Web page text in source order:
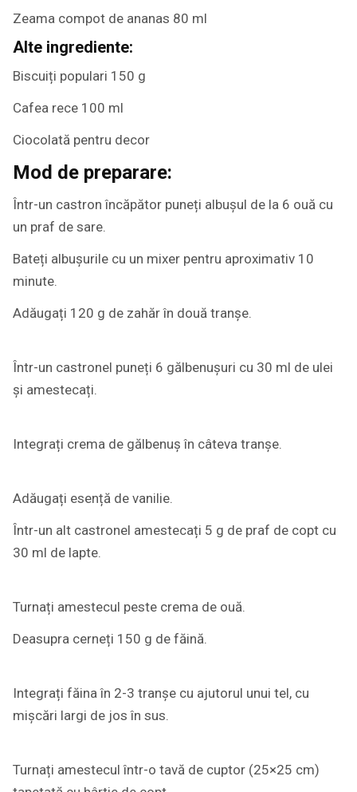
Zeama compot de ananas 80 ml
Alte ingrediente:
Biscuiți populari 150 g
Cafea rece 100 ml
Ciocolată pentru decor
Mod de preparare:
Într-un castron încăpător puneți albușul de la 6 ouă cu
un praf de sare.
Bateți albușurile cu un mixer pentru aproximativ 10
minute.
Adăugați 120 g de zahăr în două tranșe.
Într-un castronel puneți 6 gălbenușuri cu 30 ml de ulei
și amestecați.
Integrați crema de gălbenuș în câteva tranșe.
Adăugați esență de vanilie.
Într-un alt castronel amestecați 5 g de praf de copt cu
30 ml de lapte.
Turnați amestecul peste crema de ouă.
Deasupra cerneți 150 g de făină.
Integrați făina în 2-3 tranșe cu ajutorul unui tel, cu
mișcări largi de jos în sus.
Turnați amestecul într-o tavă de cuptor (25×25 cm)